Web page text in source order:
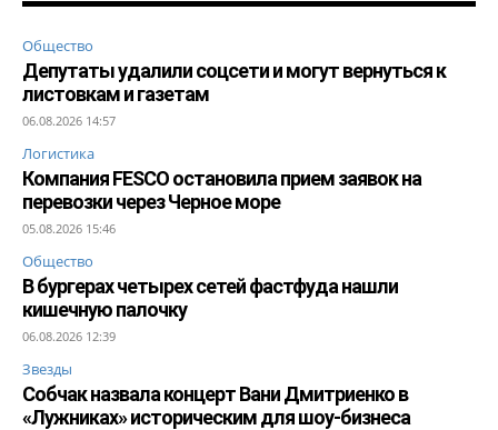
Общество
Депутаты удалили соцсети и могут вернуться к
листовкам и газетам
06.08.2026 14:57
Логистика
Компания FESCO остановила прием заявок на
перевозки через Черное море
05.08.2026 15:46
Общество
В бургерах четырех сетей фастфуда нашли
кишечную палочку
06.08.2026 12:39
Звезды
Собчак назвала концерт Вани Дмитриенко в
«Лужниках» историческим для шоу-бизнеса